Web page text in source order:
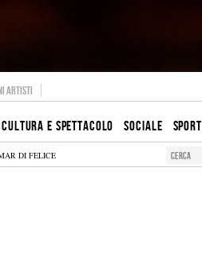
ARTISTI
CULTURA E SPETTACOLO SOCIALE SPORT
DI FELICE